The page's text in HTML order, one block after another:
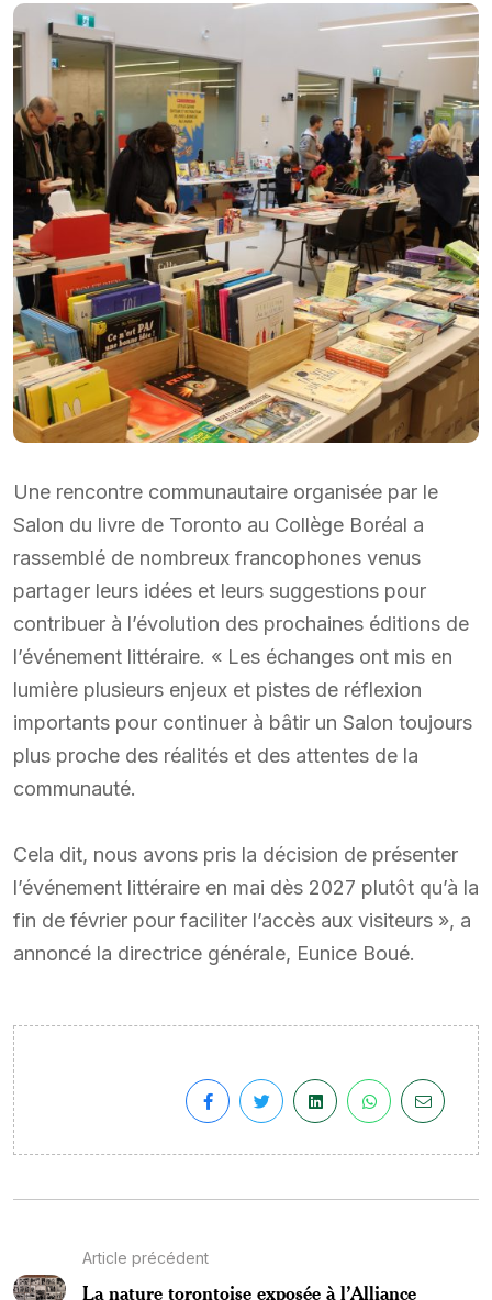
Une rencontre communautaire organisée par le
Salon du livre de Toronto au Collège Boréal a
rassemblé de nombreux francophones venus
partager leurs idées et leurs suggestions pour
contribuer à l’évolution des prochaines éditions de
l’événement littéraire. « Les échanges ont mis en
lumière plusieurs enjeux et pistes de réflexion
importants pour continuer à bâtir un Salon toujours
plus proche des réalités et des attentes de la
communauté.
Cela dit, nous avons pris la décision de présenter
l’événement littéraire en mai dès 2027 plutôt qu’à la
fin de février pour faciliter l’accès aux visiteurs », a
annoncé la directrice générale, Eunice Boué.
Article précédent
La nature torontoise exposée à l’Alliance